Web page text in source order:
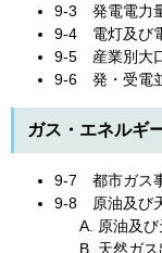
9-3 発電電力
9-4 電灯及び
9-5 産業別大
9-6 発・受電
ガス・エネルギ
9-7 都市ガス
9-8 原油及び
原油及
天然ガ